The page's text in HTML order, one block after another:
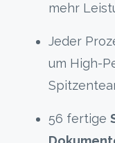
mehr
Jeder
um High-
56 fertige